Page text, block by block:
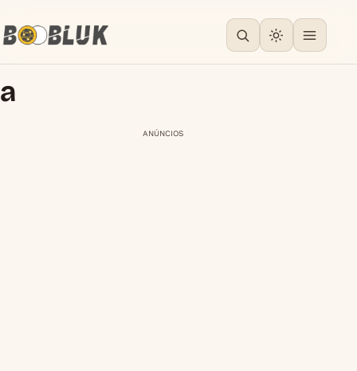
a
ANÚNCIOS